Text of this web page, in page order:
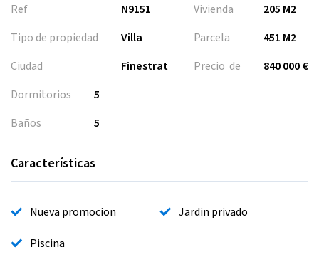
Ref
N9151
Tipo de propiedad
Villa
Ciudad
Finestrat
Vivienda
205 M2
Parcela
451 M2
Precio de
840 000 €
Dormitorios
5
Baños
5
Características
Nueva promocion
Jardin privado
Piscina